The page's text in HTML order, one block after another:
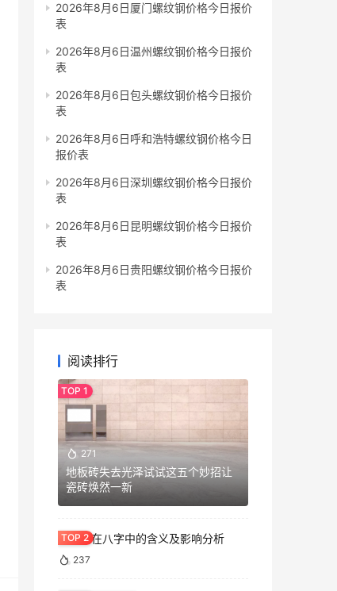
2026年8月6日厦门螺纹钢价格今日报价
表
2026年8月6日温州螺纹钢价格今日报价
表
2026年8月6日包头螺纹钢价格今日报价
表
2026年8月6日呼和浩特螺纹钢价格今日
报价表
2026年8月6日深圳螺纹钢价格今日报价
表
2026年8月6日昆明螺纹钢价格今日报价
表
2026年8月6日贵阳螺纹钢价格今日报价
表
阅读排行
271
地板砖失去光泽试试这五个妙招让
瓷砖焕然一新
七杀格在八字中的含义及影响分析
237